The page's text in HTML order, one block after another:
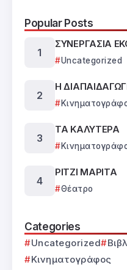
Popular Posts
ΣΥΝΕΡΓΑΣΙΑ
Uncategorized
Η
ΤΑ ΚΑΛΥΤΕΡΑ
ΡΙΤΖΙ ΜΑΡΙΤΑ
Θέατρο
Categories
Uncategorized
Κινηματογράφος